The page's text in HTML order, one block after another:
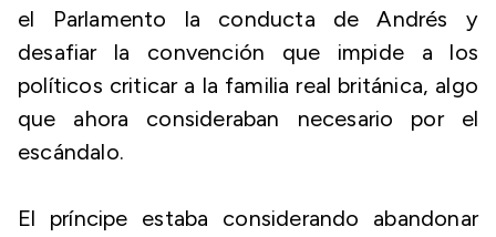
el Parlamento la conducta de Andrés y
desafiar la convención que impide a los
políticos criticar a la familia real británica, algo
que ahora consideraban necesario por el
escándalo.
El príncipe estaba considerando abandonar